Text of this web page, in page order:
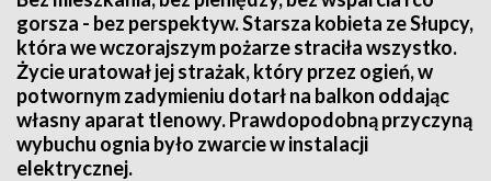
gorsza - bez perspektyw. Starsza kobieta ze Słupcy,
która we wczorajszym pożarze straciła wszystko.
Życie uratował jej strażak, który przez ogień, w
potwornym zadymieniu dotarł na balkon oddając
własny aparat tlenowy. Prawdopodobną przyczyną
wybuchu ognia było zwarcie w instalacji
elektrycznej.